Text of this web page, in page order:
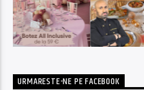
URMARESTE-NE PE FACEBOOK